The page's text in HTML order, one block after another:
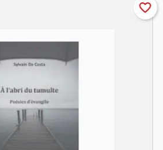
favorite_border